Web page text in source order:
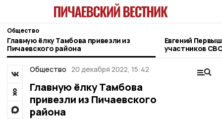
Общество
Главную ёлку Тамбова привезли из
Пичаевского района
Евгений
участников
фонда
Общество 20 декабря 2022, 15:42
Главную ёлку Тамбова
привезли из Пичаевского
района